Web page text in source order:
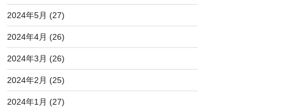
2024年5月 (27)
2024年4月 (26)
2024年3月 (26)
2024年2月 (25)
2024年1月 (27)